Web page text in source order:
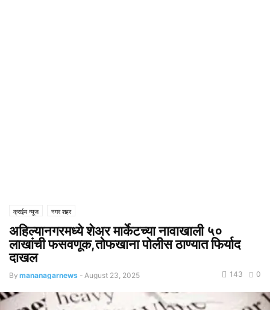
क्राईम न्यूज नगर शहर
अहिल्यानगरमध्ये शेअर मार्केटच्या नावाखाली ५०
लाखांची फसवणूक,तोफखाना पोलीस ठाण्यात फिर्याद
दाखल
By mananagarnews - August 23, 2025 0
143